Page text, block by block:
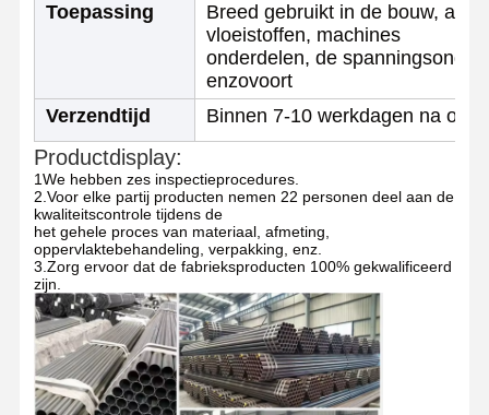
Koudgewalste rollen
met een gewicht van niet meer dan 50 kg
Koelen van roestvrij staal
Aluminiumstaven en - spoelen
Koperstrookjes en koperen staven
Zinkbaren
Loodbalken en -platen
Toepassing
Breed gebruikt in de bouw,
vloeistoffen, machines
onderdelen, de
enzovoort
Verzendtijd
Binnen 7-10 werkdagen na
Productdisplay:
1We hebben zes inspectieprocedures.
2.Voor elke partij producten nemen 22 personen deel aan de
kwaliteitscontrole tijdens de
het gehele proces van materiaal, afmeting,
oppervlaktebehandeling, verpakking, enz.
3.Zorg ervoor dat de fabrieksproducten 100% gekwalificeerd
zijn.